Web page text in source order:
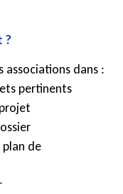
?
associations dans :
pertinents
de